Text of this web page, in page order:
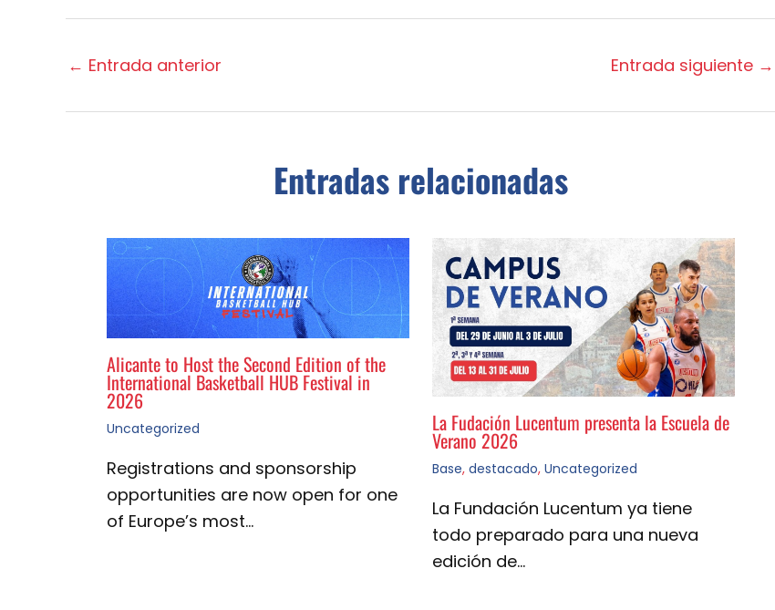
← Entrada anterior Entrada siguiente →
Entradas relacionadas
Alicante to Host the Second Edition of the
International Basketball HUB Festival in
2026
Uncategorized
Registrations and sponsorship
opportunities are now open for one
of Europe’s most…
La Fudación Lucentum presenta la Escuela de
Verano 2026
Base, destacado, Uncategorized
La Fundación Lucentum ya tiene
todo preparado para una nueva
edición de…